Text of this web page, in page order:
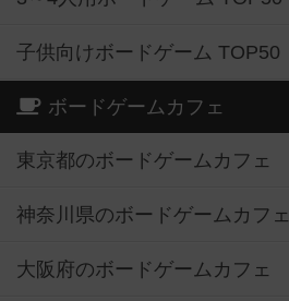
子供向けボードゲーム TOP50
ボードゲームカフェ
東京都のボードゲームカフェ
神奈川県のボードゲームカフェ
大阪府のボードゲームカフェ